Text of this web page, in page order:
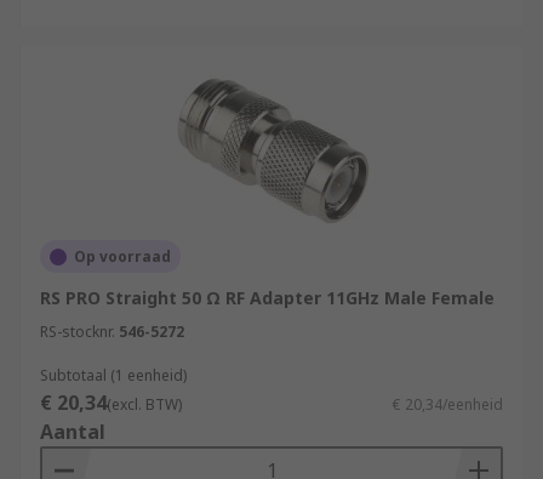
Op voorraad
RS PRO Straight 50 Ω RF Adapter 11GHz Male Female
RS-stocknr. 546-5272
Subtotaal (1 eenheid)
€ 20,34(excl. BTW) € 20,34/eenheid
Aantal